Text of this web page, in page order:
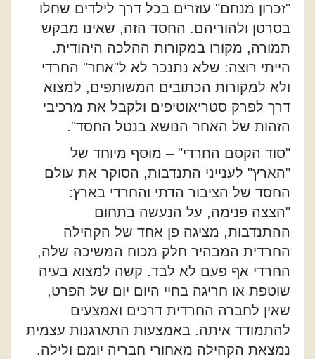
"זכרון מנחם" עוזרים בכל דרך לילדים שחלו
בסרטן ולהוריהם. החסד הזה, שאינו מבקש
תמורה, מקורו במקורות ההלכה היהודית.
הייתי רוצה: שלא נתנכר לא ל"אחר" החרדי
ולא למקורות הכתובים המשותפים, למצוא
דרך לפרק סטריאוטיפים ולקבל את מרכיבי
הזהות של האחר הנושא בנטל החסד".
"סוד הקסם החרדי" – מוסף מיוחד של
"הארץ" לענייני התנדבות, הסוקר את עולם
החסד של הציבור הדתי והחרדי בארץ:
"הצצה פנימה, על הנעשה בתחום
ההתנדבות, מציגה פן אחד של הקהילה
החרדית המבהיר חלק מכוח המשיכה שלה,
החרדי אף פעם לא לבד. קשה למצוא בעיה
שוטפת או חריגה בחיי היום יום של הפרט,
שאין לחברה החרדית דרכים ואמצעים
להתמודד איתה. באמצעות התארגנות עצמית
נמצאת הקהילה מאחורי חבריה יומם ולילה.